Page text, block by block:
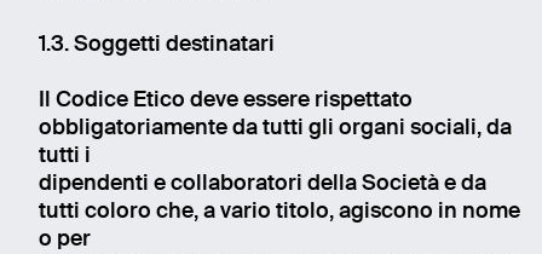
1.3. Soggetti destinatari
Il Codice Etico deve essere rispettato
obbligatoriamente da tutti gli organi sociali, da
tutti i
dipendenti e collaboratori della Società e da
tutti coloro che, a vario titolo, agiscono in nome
o per